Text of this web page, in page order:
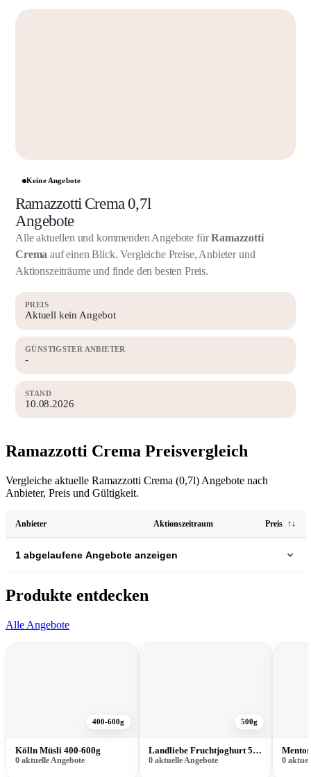
Keine Angebote
Ramazzotti Crema 0,7l
Angebote
Alle aktuellen und kommenden Angebote fürRamazzotti
Crema auf einen Blick. Vergleiche Preise, Anbieter und
Aktionszeiträume und finde den besten Preis.
PREIS
Aktuell kein Angebot
GÜNSTIGSTER ANBIETER
-
STAND
10.08.2026
Ramazzotti Crema Preisvergleich
Vergleiche aktuelle Ramazzotti Crema (0,7l) Angebote nach
Anbieter, Preis und Gültigkeit.
Anbieter Aktionszeitraum Preis ↑↓
1 abgelaufene Angebote anzeigen
Produkte entdecken
Alle Angebote
400-600g
Kölln Müsli 400-600g
0 aktuelle Angebote
500g
Landliebe Fruchtjoghurt 500g
0 aktuelle Angebote 0